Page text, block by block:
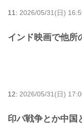
11: 2026/05/31(日)
インド映画で他所
12: 2026/05/31(日)
印パ戦争とか中国